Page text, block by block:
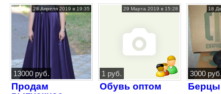
28 Апреля 2019 в 19:35
13000 руб.
Продам
29 Марта 2019 в 15:28
1 руб.
Обувь оптом
18
3000
Берцы